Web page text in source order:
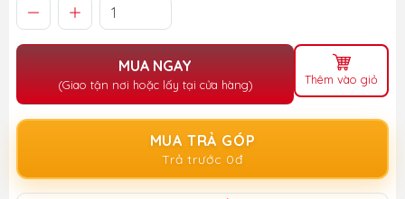
MUA NGAY
(Giao tận nơi hoặc lấy tại cửa hàng) Thêm vào giỏ
MUA TRẢ GÓP
Trả trước 0đ